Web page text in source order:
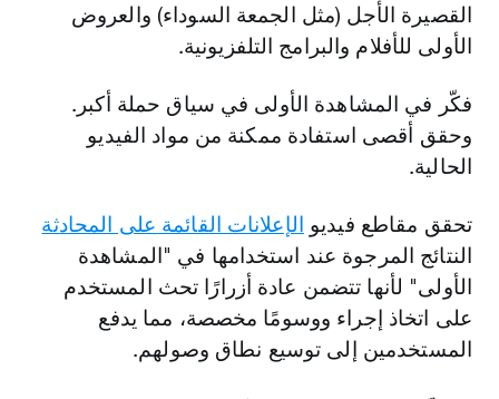
القصيرة الأجل (مثل الجمعة السوداء) والعروض
الأولى للأفلام والبرامج التلفزيونية.
فكّر في المشاهدة الأولى في سياق حملة أكبر.
وحقق أقصى استفادة ممكنة من مواد الفيديو
الحالية.
تحقق مقاطع فيديو الإعلانات القائمة على المحادثة
النتائج المرجوة عند استخدامها في "المشاهدة
الأولى" لأنها تتضمن عادة أزرارًا تحث المستخدم
على اتخاذ إجراء ووسومًا مخصصة، مما يدفع
المستخدمين إلى توسيع نطاق وصولهم.